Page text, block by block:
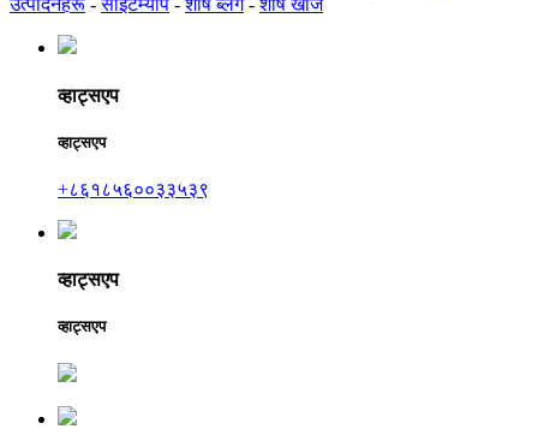
उत्पादनहरू -साइटम्याप -शीर्ष ब्लग-शीर्ष खोज
व्हाट्सएप
व्हाट्सएप
+८६१८५६००३३५३९
व्हाट्सएप
व्हाट्सएप